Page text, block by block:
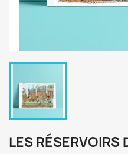
LES RÉSERVOIRS